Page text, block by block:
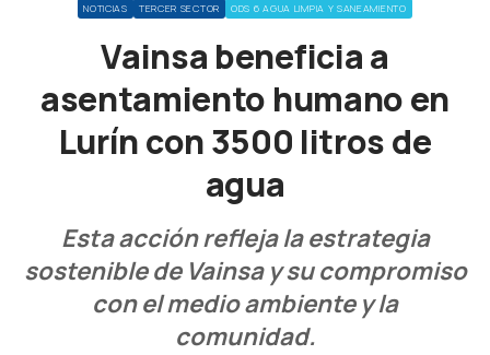
NOTICIAS TERCER SECTOR ODS 6 AGUA LIMPIA Y SANEAMIENTO
Vainsa beneficia a
asentamiento humano en
Lurín con 3500 litros de
agua
Esta acción refleja la estrategia
sostenible de Vainsa y su compromiso
con el medio ambiente y la
comunidad.